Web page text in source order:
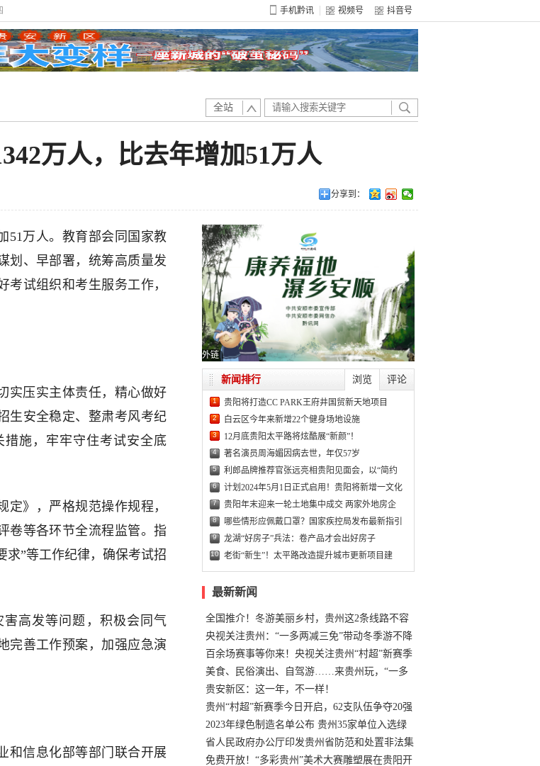
手机黔讯 视频号 抖音号
全站
万人，比去年增加51万人
分享到：
51万人。教育部会同国家教
划、早部署，统筹高质量发
试组织和考生服务工作，
压实主体责任，精心做好
生安全稳定、整肃考风考纪
施，牢牢守住考试安全底
》，严格规范操作规程，
卷等各环节全流程监管。指
求”等工作纪律，确保考试招
高发等问题，积极会同气
完善工作预案，加强应急演
信息化部等部门联合开展
外链
浏览 评论
新闻排行
1 贵阳将打造CC PARK王府井国贸新天地项目
2 白云区今年来新增22个健身场地设施
3 12月底贵阳太平路将炫酷展“新颜”！
4 著名演员周海媚因病去世，年仅57岁
5 利郎品牌推荐官张远亮相贵阳见面会，以“简约
6 计划2024年5月1日正式启用！贵阳将新增一文化
7 贵阳年末迎来一轮土地集中成交 两家外地房企
8 哪些情形应佩戴口罩？国家疾控局发布最新指引
9 龙湖“好房子”兵法：卷产品才会出好房子
10 老街“新生”！太平路改造提升城市更新项目建
最新新闻
全国推介！冬游美丽乡村，贵州这2条线路不容
错过
央视关注贵州：“一多两减三免”带动冬季游不降
温
百余场赛事等你来！央视关注贵州“村超”新赛季
正式“打响”
美食、民俗演出、自驾游……来贵州玩，“一多
两减三免”！
贵安新区：这一年，不一样！
贵州“村超”新赛季今日开启，62支队伍争夺20强
名额
2023年绿色制造名单公布 贵州35家单位入选绿
色工厂
省人民政府办公厅印发贵州省防范和处置非法集
资工作实施细则
免费开放！“多彩贵州”美术大赛雕塑展在贵阳开